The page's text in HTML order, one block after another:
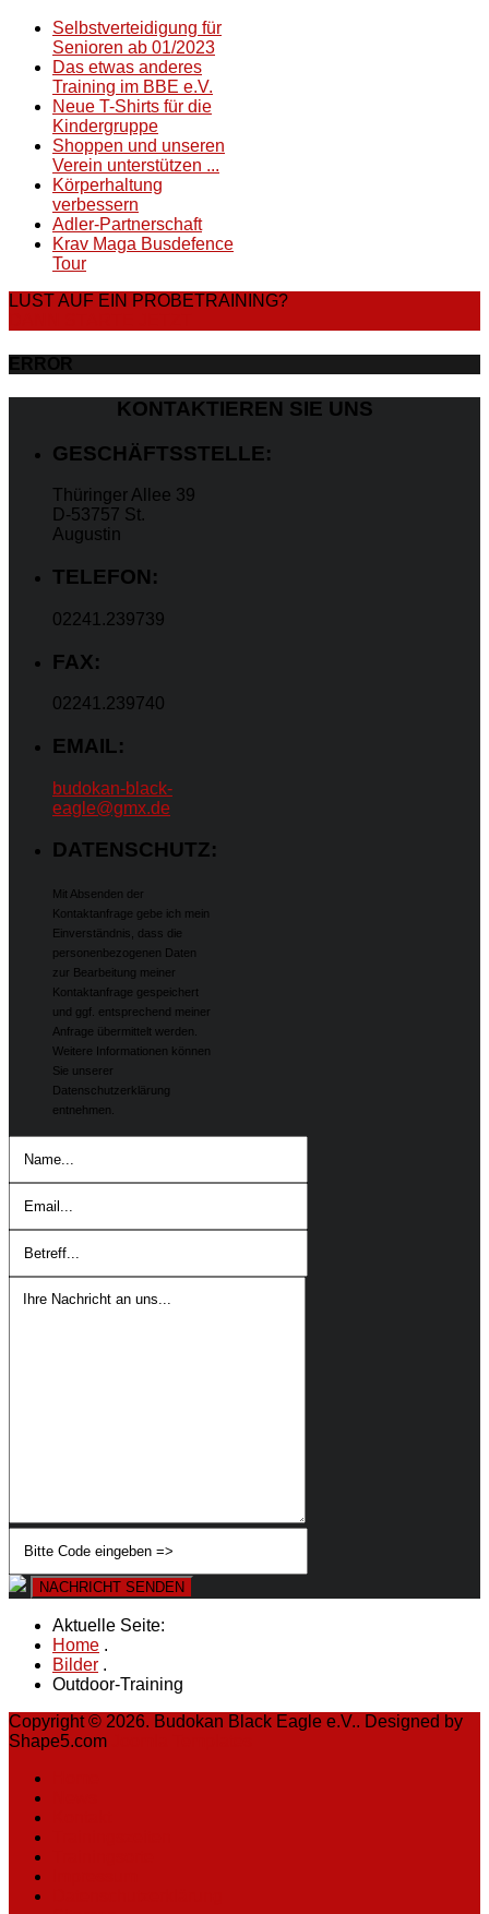
Selbstverteidigung für
Senioren ab 01/2023
Das etwas anderes
Training im BBE e.V.
Neue T-Shirts für die
Kindergruppe
Shoppen und unseren
Verein unterstützen ...
Körperhaltung
verbessern
Adler-Partnerschaft
Krav Maga Busdefence
Tour
LUST AUF EIN PROBETRAINING?
ERROR
KONTAKTIEREN SIE UNS
GESCHÄFTSSTELLE:
Thüringer Allee 39
D-53757 St.
Augustin
TELEFON:
02241.239739
FAX:
02241.239740
EMAIL:
budokan-black-
eagle@gmx.de
DATENSCHUTZ:
Mit Absenden der
Kontaktanfrage gebe ich mein
Einverständnis, dass die
personenbezogenen Daten
zur Bearbeitung meiner
Kontaktanfrage gespeichert
und ggf. entsprechend meiner
Anfrage übermittelt werden.
Weitere Informationen können
Sie unserer
Datenschutzerklärung
entnehmen.
NACHRICHT SENDEN
Aktuelle Seite:
Home .
Bilder .
Outdoor-Training
Copyright © 2026. Budokan Black Eagle e.V.. Designed by
Shape5.com